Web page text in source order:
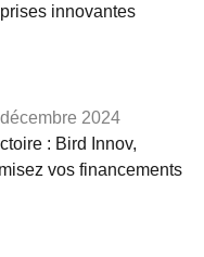
innovantes
2024
: Bird Innov,
vos financements